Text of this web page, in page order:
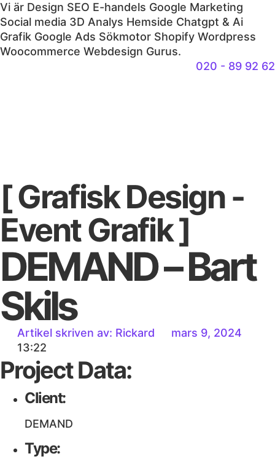
Vi är Design SEO E-handels Google Marketing
Social media 3D Analys Hemside Chatgpt & Ai
Grafik Google Ads Sökmotor Shopify Wordpress
Woocommerce Webdesign Gurus.
020 - 89 92 62
[ Grafisk Design -
Event Grafik]
DEMAND – Bart
Skils
Artikel skriven av: Rickard
mars 9, 2024
13:22
Project Data:
Client:
DEMAND
Type: